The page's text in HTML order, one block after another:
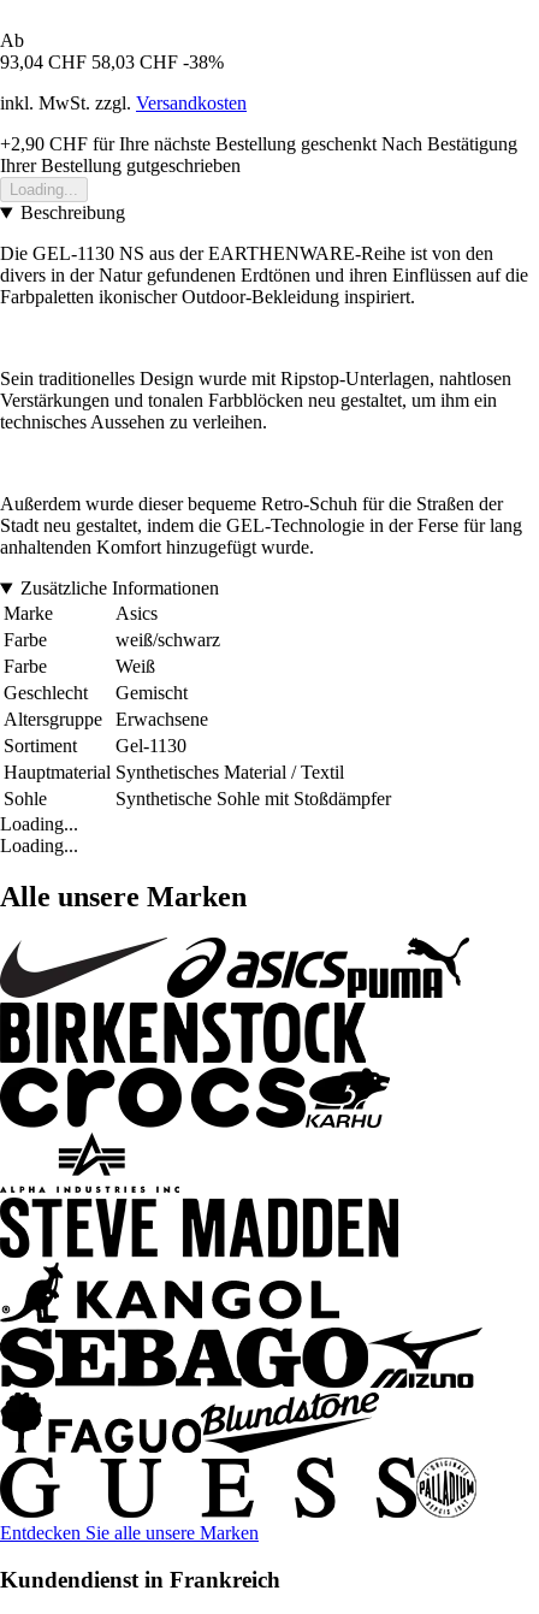
Ab
93,04 CHF 58,03 CHF -38%
inkl. MwSt. zzgl. Versandkosten
+2,90 CHF für Ihre nächste Bestellung geschenkt Nach Bestätigung
Ihrer Bestellung gutgeschrieben
Loading...
Beschreibung
Die GEL-1130 NS aus der EARTHENWARE-Reihe ist von den
divers in der Natur gefundenen Erdtönen und ihren Einflüssen auf die
Farbpaletten ikonischer Outdoor-Bekleidung inspiriert.
Sein traditionelles Design wurde mit Ripstop-Unterlagen, nahtlosen
Verstärkungen und tonalen Farbblöcken neu gestaltet, um ihm ein
technisches Aussehen zu verleihen.
Außerdem wurde dieser bequeme Retro-Schuh für die Straßen der
Stadt neu gestaltet, indem die GEL-Technologie in der Ferse für lang
anhaltenden Komfort hinzugefügt wurde.
Zusätzliche Informationen
Marke
Asics
Farbe
weiß/schwarz
Farbe
Weiß
Geschlecht
Gemischt
Altersgruppe
Erwachsene
Sortiment
Gel-1130
Hauptmaterial Synthetisches Material / Textil
Sohle
Synthetische Sohle mit Stoßdämpfer
Loading...
Loading...
Alle unsere Marken
Entdecken Sie alle unsere Marken
Kundendienst in Frankreich